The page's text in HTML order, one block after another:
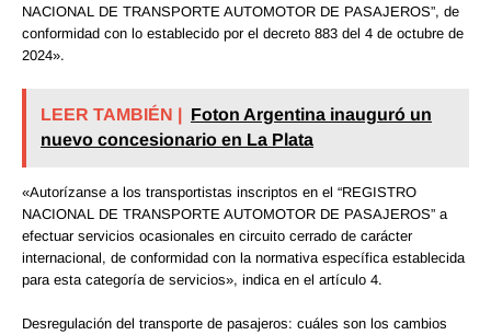
NACIONAL DE TRANSPORTE AUTOMOTOR DE PASAJEROS”, de
conformidad con lo establecido por el decreto 883 del 4 de octubre de
2024».
LEER TAMBIÉN | Foton Argentina inauguró un
nuevo concesionario en La Plata
«Autorízanse a los transportistas inscriptos en el “REGISTRO
NACIONAL DE TRANSPORTE AUTOMOTOR DE PASAJEROS” a
efectuar servicios ocasionales en circuito cerrado de carácter
internacional, de conformidad con la normativa específica establecida
para esta categoría de servicios», indica en el artículo 4.
Desregulación del transporte de pasajeros: cuáles son los cambios